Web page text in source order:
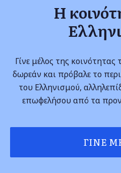
Η
Γίνε μέλος της
δωρεάν και πρόβαλε το
του Ελληνισμού,
επωφελήσου από τα
ΓΊΝΕ